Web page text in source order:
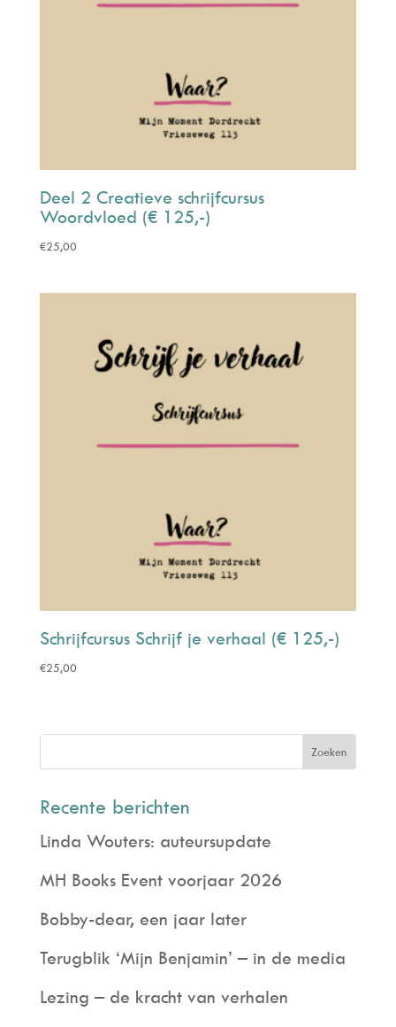
Deel 2 Creatieve schrijfcursus
Woordvloed (€ 125,-)
€25,00
Schrijfcursus Schrijf je verhaal (€ 125,-)
€25,00
Recente berichten
Linda Wouters: auteursupdate
MH Books Event voorjaar 2026
Bobby-dear, een jaar later
Terugblik ‘Mijn Benjamin’ – in de media
Lezing – de kracht van verhalen